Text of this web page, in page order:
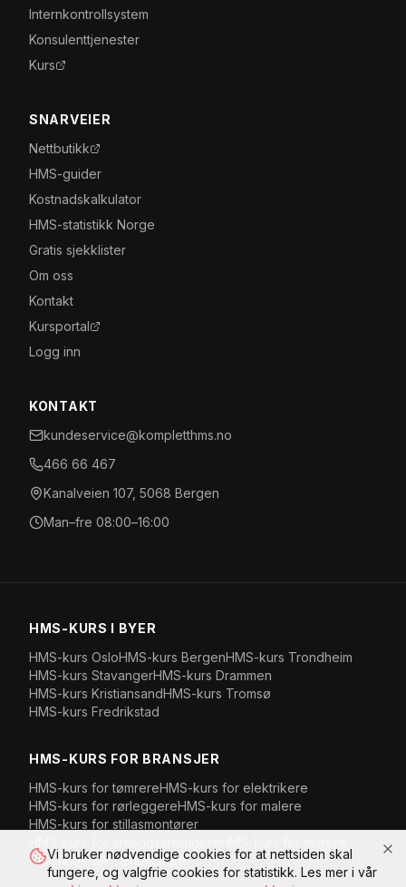
Internkontrollsystem
Konsulenttjenester
Kurs
SNARVEIER
Nettbutikk
HMS-guider
Kostnadskalkulator
HMS-statistikk Norge
Gratis sjekklister
Om oss
Kontakt
Kursportal
Logg inn
KONTAKT
kundeservice@kompletthms.no
466 66 467
Kanalveien 107, 5068 Bergen
Man–fre 08:00–16:00
HMS-KURS I BYER
HMS-kurs OsloHMS-kurs BergenHMS-kurs Trondheim
HMS-kurs StavangerHMS-kurs Drammen
HMS-kurs KristiansandHMS-kurs Tromsø
HMS-kurs Fredrikstad
HMS-KURS FOR BRANSJER
HMS-kurs fortømrereHMS-kurs for elektrikere
HMS-kurs for rørleggereHMS-kurs for malere
HMS-kurs for stillasmontører
HMS-kurs forvaktmestere
Vi bruker nødvendige cookies for at nettsiden skal
fungere, og valgfrie cookies for statistikk. Les mer i vår